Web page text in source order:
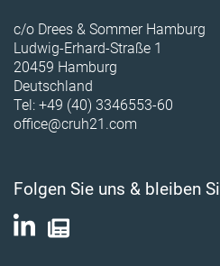
c/o Drees & Sommer Hamburg
Ludwig-Erhard-Straße 1
20459 Hamburg
Deutschland
Tel: +49 (40) 3346553-60
office@cruh21.com
Folgen Sie uns & bleiben